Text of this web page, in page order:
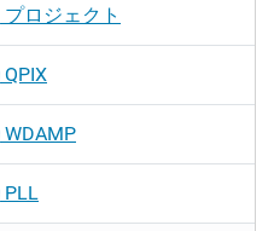
プロジェクト
QPIX
WDAMP
PLL